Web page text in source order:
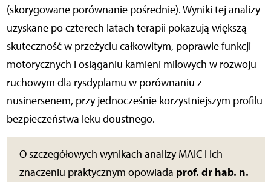
(skorygowane porównanie pośrednie). Wyniki tej analizy
uzyskane po czterech latach terapii pokazują większą
skuteczność w przeżyciu całkowitym, poprawie funkcji
motorycznych i osiąganiu kamieni milowych w rozwoju
ruchowym dla rysdyplamu w porównaniu z
nusinersenem, przy jednocześnie korzystniejszym profilu
bezpieczeństwa leku doustnego.
O szczegółowych wynikach analizy MAIC i ich
znaczeniu praktycznym opowiada prof. dr hab. n.